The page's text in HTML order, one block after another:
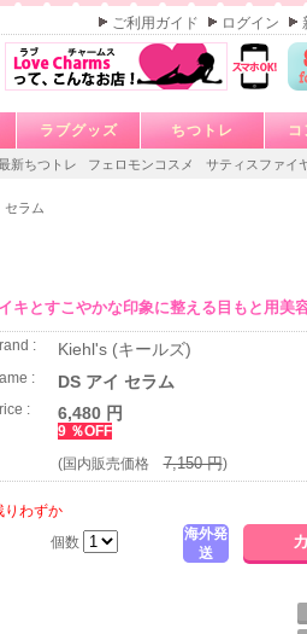
ご利用ガイド ログイン
ラブグッズ ちつトレ
新ちつトレ フェロモンコスメ サティスファイ
セラム
キとすこやかな印象に整える目もと用美
: Kiehl's (キールズ)
: DS アイ セラム
: 6,480 円
9 ％OFF
(国内販売価格7,150 円)
りわずか
個数
海外発
送